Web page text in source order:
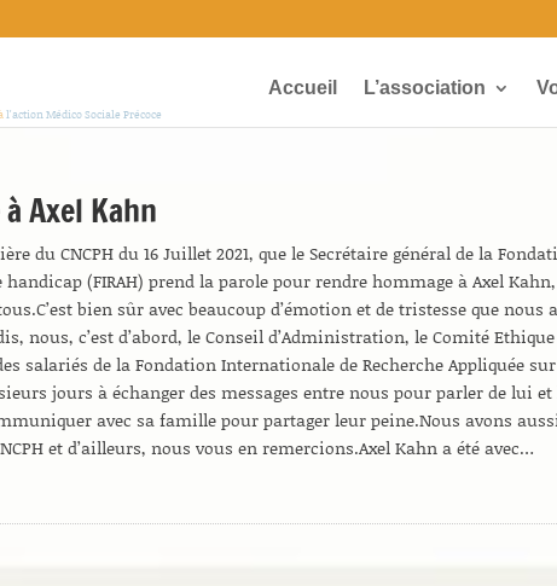
l'action Médico Sociale Précoce
Accueil L’association
à Axel Kahn
du CNCPH du 16 Juillet 2021, que le Secrétaire général de la
(FIRAH) prend la parole pour rendre hommage à Axel
bien sûr avec beaucoup d’émotion et de tristesse que nous
nous, c’est d’abord, le Conseil d’Administration, le Comité
salariés de la Fondation Internationale de Recherche Appliquée
jours à échanger des messages entre nous pour parler de lui
avec sa famille pour partager leur peine.Nous avons
et d’ailleurs, nous vous en remercions.Axel Kahn a été avec…